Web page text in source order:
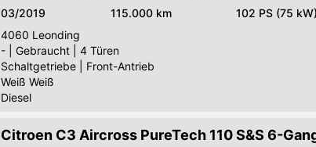
03/2019 115.000 km 102 PS (75 kW)
4060 Leonding
-
Gebraucht
4 Türen
Schaltgetriebe
Front-Antrieb
Weiß Weiß
Diesel
Citroen C3 Aircross PureTech 110 S&S 6-